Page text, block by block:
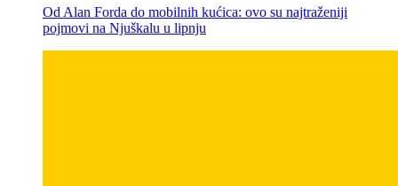
Od Alan Forda do mobilnih kućica: ovo su najtraženiji
pojmovi na Njuškalu u lipnju